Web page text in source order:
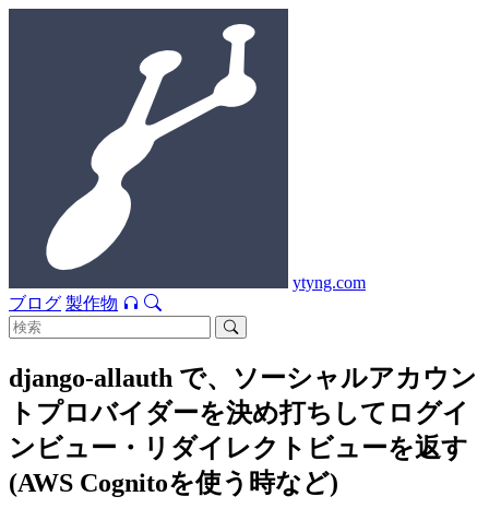
ytyng.com
ブログ 製作物
django-allauth で、ソーシャルアカウン
トプロバイダーを決め打ちしてログイ
ンビュー・リダイレクトビューを返す
(AWS Cognitoを使う時など)